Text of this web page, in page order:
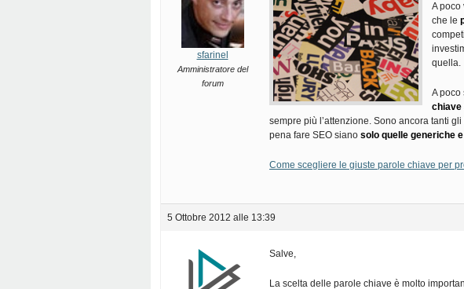
sfarinel
Amministratore del
forum
A poco
che le
quella.
A poco
chiave
sempre più l’attenzione. Sono ancora tanti
pena fare SEO siano solo quelle generiche
Come scegliere le giuste parole chiave per
5 Ottobre 2012 alle 13:39
Salve,
La scelta delle parole chiave è molto